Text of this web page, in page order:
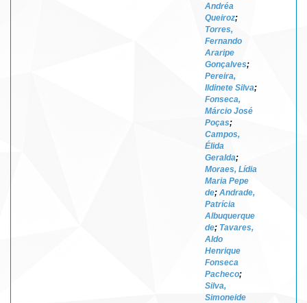
Andréa
Queiroz;
Torres,
Fernando
Araripe
Gonçalves;
Pereira,
Ildinete Silva;
Fonseca,
Márcio José
Poças;
Campos,
Élida
Geralda;
Moraes, Lídia
Maria Pepe
de; Andrade,
Patrícia
Albuquerque
de; Tavares,
Aldo
Henrique
Fonseca
Pacheco;
Silva,
Simoneide